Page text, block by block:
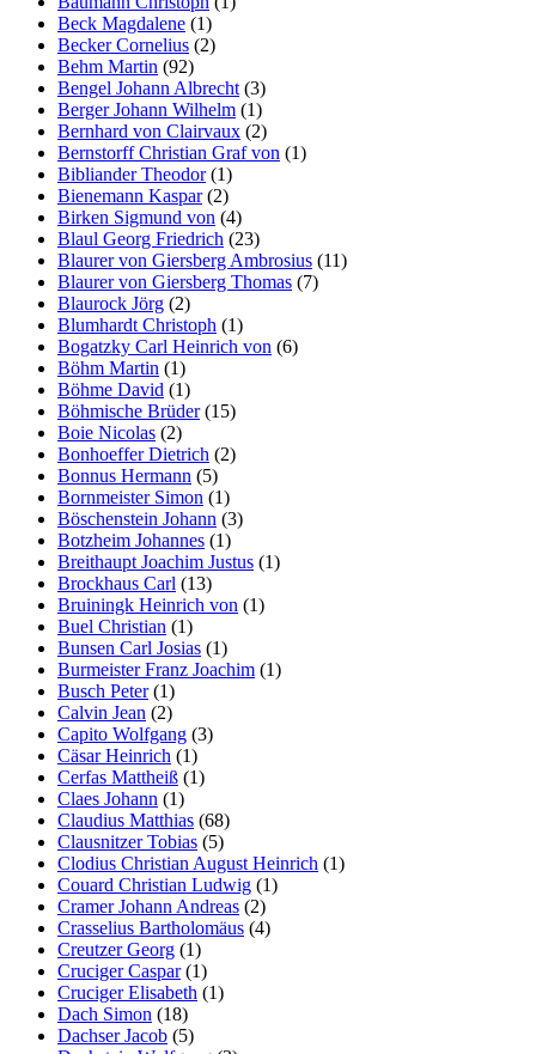
Beck Magdalene (1)
Becker Cornelius (2)
Behm Martin (92)
Bengel Johann Albrecht (3)
Berger Johann Wilhelm (1)
Bernhard von Clairvaux (2)
Bernstorff Christian Graf von (1)
Bibliander Theodor(1)
Bienemann Kaspar(2)
Birken Sigmund von (4)
Blaul Georg Friedrich (23)
Blaurer von Giersberg Ambrosius (11)
Blaurer von Giersberg Thomas (7)
Blaurock Jörg (2)
Blumhardt Christoph (1)
Bogatzky Carl Heinrich von (6)
Böhm Martin (1)
Böhme David (1)
Böhmische Brüder(15)
Boie Nicolas (2)
Bonhoeffer Dietrich (2)
Bonnus Hermann (5)
Bornmeister Simon (1)
Böschenstein Johann (3)
Botzheim Johannes (1)
Breithaupt Joachim Justus (1)
Brockhaus Carl (13)
Bruiningk Heinrich von (1)
Buel Christian (1)
Bunsen Carl Josias (1)
Burmeister Franz Joachim (1)
Busch Peter(1)
Calvin Jean (2)
Capito Wolfgang (3)
Cäsar Heinrich (1)
Cerfas Mattheiß (1)
Claes Johann (1)
Claudius Matthias (68)
Clausnitzer Tobias (5)
Clodius Christian August Heinrich (1)
Couard Christian Ludwig (1)
Cramer Johann Andreas (2)
Crasselius Bartholomäus (4)
Creutzer Georg (1)
Cruciger Caspar(1)
Cruciger Elisabeth (1)
Dach Simon (18)
Dachser Jacob (5)